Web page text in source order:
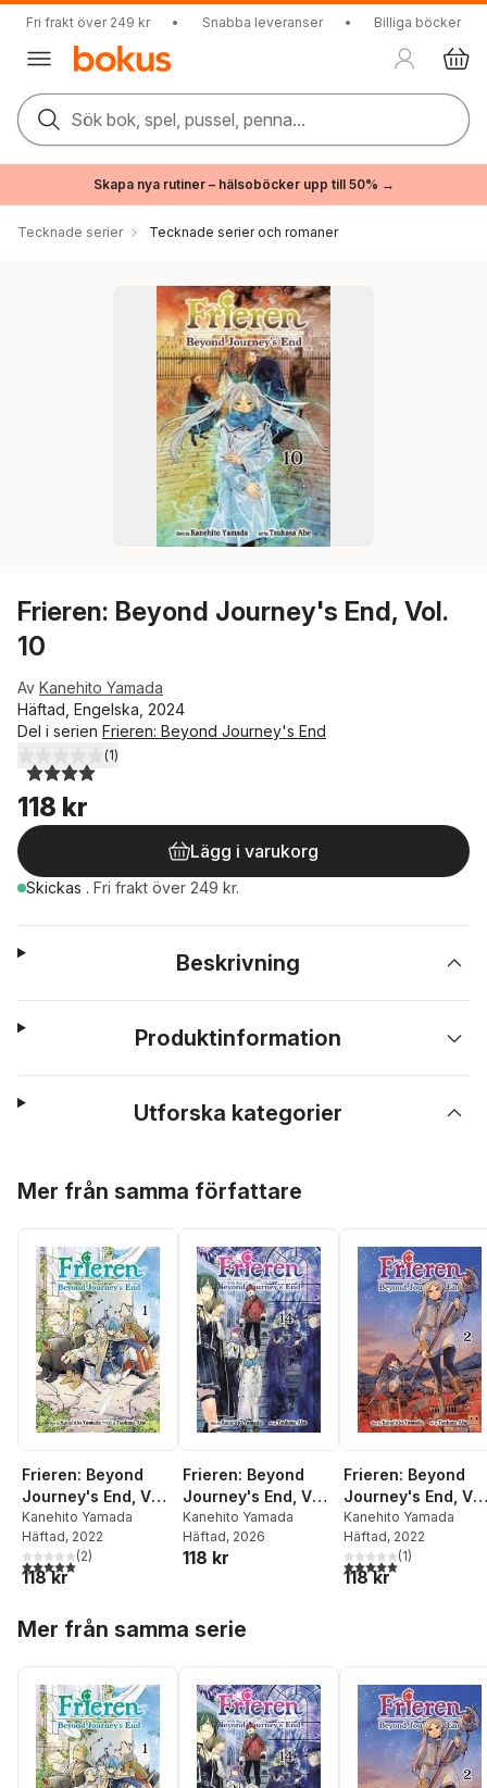
Fri frakt över 249 kr • Snabba leveranser • Billiga böcker
Sök bok, spel, pussel, penna...
Skapa nya rutiner – hälsoböcker upp till 50% →
Tecknade serier Tecknade serier och romaner
Frieren: Beyond Journey's End, Vol.
10
Av Kanehito Yamada
Häftad, Engelska, 2024
Del i serien Frieren: Beyond Journey's End
4,0utav 5 stjärnor. Totalt antal röster:
(1)
118 kr
Lägg i varukorg
Skickas . Fri frakt över 249 kr.
Beskrivning
Produktinformation
Utforska kategorier
Mer från samma författare
Frieren: Beyond
Journey's End, Vol.
1
Kanehito Yamada
Häftad, 2022
5,0utav 5 stjärnor. Totalt antal röster:
(2)
118 kr
Frieren: Beyond
Journey's End, Vol.
14
Kanehito Yamada
Häftad, 2026
118 kr
Frieren: Beyond
Journey's End,
2
Kanehito Yamada
Häftad, 2022
5,0utav 5 stjärnor.
(1)
118 kr
Mer från samma serie